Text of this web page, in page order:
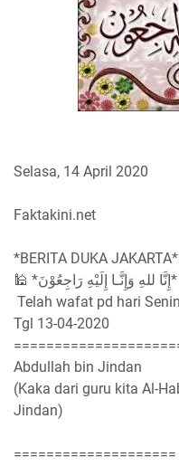
Selasa, 14 April 2020
Faktakini.net
*BERITA DUKA
🕌 *إِنَّا للهِ وَإِنَّـا إِلَيْهِ رَاجِعُوْنَ*
Telah wafat pd hari Senin
Tgl 13-04-2020
Abdullah bin Jindan
(Kaka dari guru kita Al-
Jindan)
====================